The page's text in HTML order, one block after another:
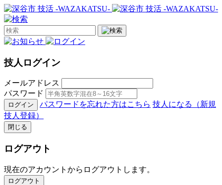
技人ログイン
メールアドレス
パスワード
ログイン パスワードを忘れた方はこちら 技人になる（新規
技人登録）
閉じる
ログアウト
現在のアカウントからログアウトします。
ログアウト